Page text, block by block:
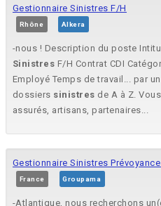
Gestionnaire Sinistres F/H
Rhône Alkera
-nous ! Description du poste
Sinistres F/H Contrat CDI
Employé Temps de travail... par
dossiers sinistres de A à Z.
assurés, artisans, partenaires...
Gestionnaire Sinistres
France Groupama
-Atlantique, nous recherchons